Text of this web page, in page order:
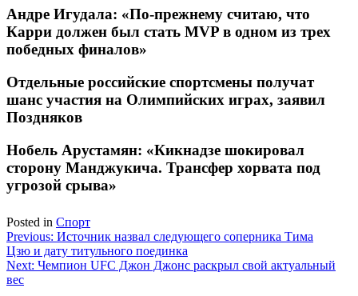
Андре Игудала: «По-прежнему считаю, что
Карри должен был стать MVP в одном из трех
победных финалов»
Отдельные российские спортсмены получат
шанс участия на Олимпийских играх, заявил
Поздняков
Нобель Арустамян: «Кикнадзе шокировал
сторону Манджукича. Трансфер хорвата под
угрозой срыва»
Posted in Спорт
Навигация
по
записям
Previous: Источник назвал следующего соперника Тима
Цзю и дату титульного поединка
Next: Чемпион UFC Джон Джонс раскрыл свой актуальный
вес